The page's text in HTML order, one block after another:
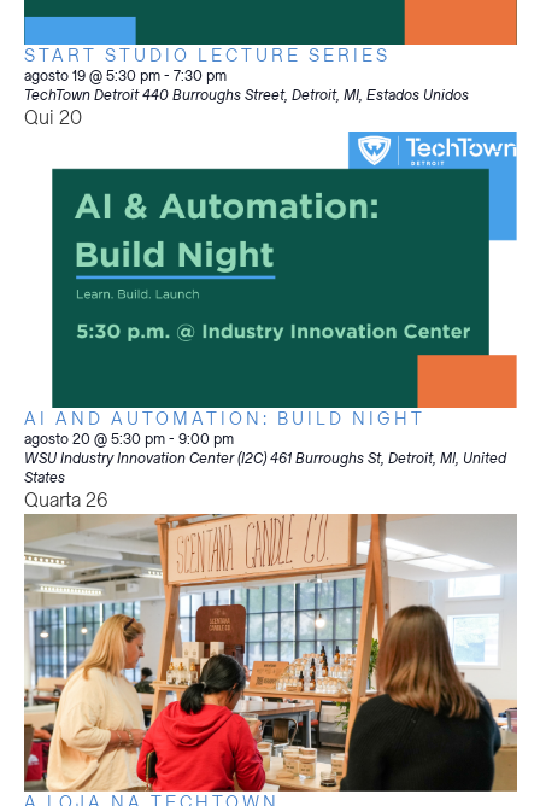
START STUDIO LECTURE SERIES
agosto 19 @ 5:30 pm- 7:30 pm
TechTown Detroit 440 Burroughs Street, Detroit, MI, Estados Unidos
Qui 20
AI AND AUTOMATION: BUILD NIGHT
agosto 20 @ 5:30 pm- 9:00 pm
WSU Industry Innovation Center (I2C)461 Burroughs St, Detroit, MI, United
States
Quarta 26